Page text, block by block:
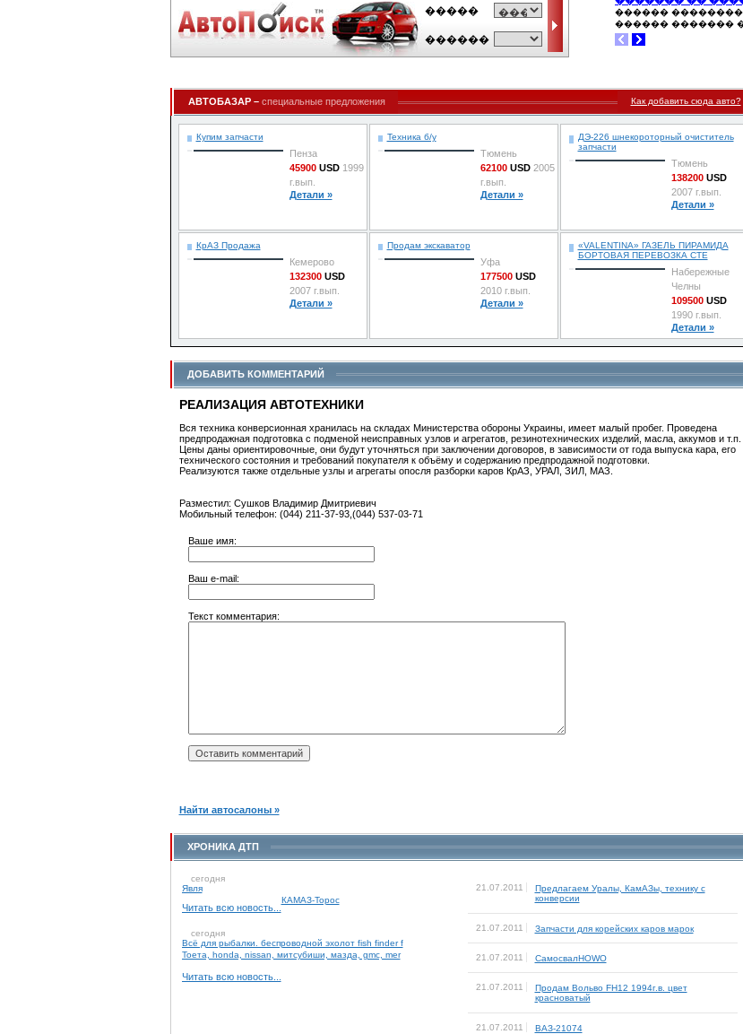
АВТОБАЗАР – специальные предложения Как добавить сюда авто?
Купим запчасти
Пенза
45900USD1999
г.вып.
Детали »
Техника б/у
Тюмень
62100USD2005
г.вып.
Детали »
ДЭ-226 шнекороторный очиститель
запчасти
Тюмень
138200USD
2007 г.вып.
Детали »
КрАЗ Продажа
Кемерово
132300USD
2007 г.вып.
Детали »
Продам экскаватор
Уфа
177500USD
2010 г.вып.
Детали »
«VALENTINA» ГАЗЕЛЬ ПИРАМИДА
БОРТОВАЯ ПЕРЕВОЗКА СТЕ
Набережные
Челны
109500USD
1990 г.вып.
Детали »
ДОБАВИТЬ КОММЕНТАРИЙ
РЕАЛИЗАЦИЯ АВТОТЕХНИКИ
Вся техника конверсионная хранилась на складах Министерства обороны Украины, имеет малый пробег. Проведена
предпродажная подготовка с подменой неисправных узлов и агрегатов, резинотехнических изделий, масла, аккумов и т.п.
Цены даны ориентировочные, они будут уточняться при заключении договоров, в зависимости от года выпуска кара, его
технического состояния и требований покупателя к объёму и содержанию предпродажной подготовки.
Реализуются также отдельные узлы и агрегаты опосля разборки каров КрАЗ, УРАЛ, ЗИЛ, МАЗ.
Разместил: Сушков Владимир Дмитриевич
Мобильный телефон: (044) 211-37-93,(044) 537-03-71
Ваше имя:
Ваш e-mail:
Текст комментария:
Найти автосалоны »
ХРОНИКА ДТП
сегодня
Явля
КАМАЗ-Торос
Читать всю новость...
сегодня
Всё для рыбалки. беспроводной эхолот fish finder f
Тоета, honda, nissan, митсубиши, мазда, gmc, mer
Читать всю новость...
21.07.2011 Предлагаем Уралы, КамАЗы, технику с
конверсии
21.07.2011 Запчасти для корейских каров марок
21.07.2011 СамосвалHOWO
21.07.2011 Продам Вольво FH12 1994г.в. цвет
красноватый
21.07.2011 ВАЗ-21074